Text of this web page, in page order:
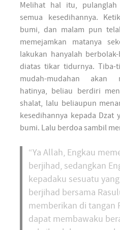
Melihat hal itu, pulanglah
semua kesedihannya.
bumi, dan malam pun
memejamkan matanya
lakukan hanyalah
diatas tikar tidurnya. Tiba-
mudah-mudahan akan
hatinya, beliau berdiri
shalat, lalu beliaupun
kesedihannya kepada
bumi. Lalu berdoa sambil
“Ya Allah, Engkau
berjihad, sedangkan
kepadaku sesuatu
berjihad bersama
memberikan di tangan
dapat membawaku